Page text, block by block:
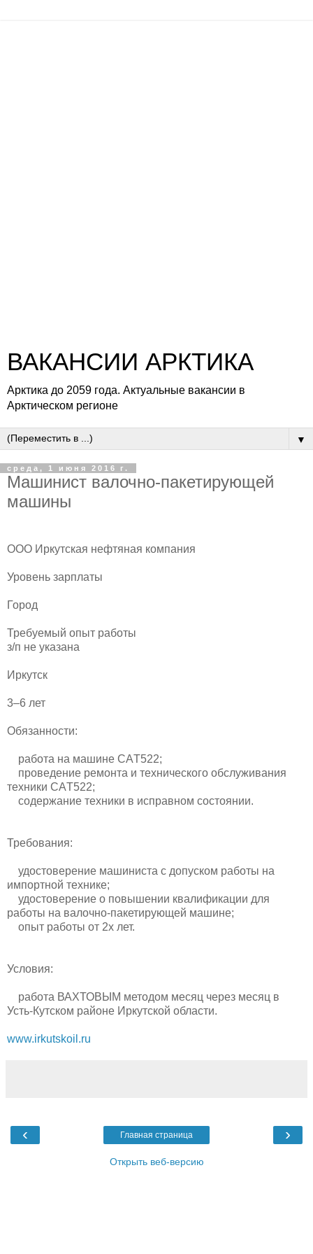
ВАКАНСИИ АРКТИКА
Арктика до 2059 года. Актуальные вакансии в
Арктическом регионе
▼
среда, 1 июня 2016 г.
Машинист валочно-пакетирующей
машины
ООО Иркутская нефтяная компания
Уровень зарплаты
Город
Требуемый опыт работы
з/п не указана
Иркутск
3–6 лет
Обязанности:
работа на машине САT522;
проведение ремонта и технического обслуживания
техники САT522;
содержание техники в исправном состоянии.
Требования:
удостоверение машиниста с допуском работы на
импортной технике;
удостоверение о повышении квалификации для
работы на валочно-пакетирующей машине;
опыт работы от 2х лет.
Условия:
работа ВАХТОВЫМ методом месяц через месяц в
Усть-Кутском районе Иркутской области.
www.irkutskoil.ru
‹ ›
Главная страница
Открыть веб-версию